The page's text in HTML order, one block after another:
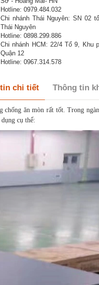
Hotline: 0979.484.032
Chi nhánh Thái Nguyên: SN 02
Thái Nguyên
Hotline: 0898.299.886
Chi nhánh HCM: 22/4 Tổ 9, Khu
Quận 12
Hotline: 0967.314.578
chi tiết Thông tin
ăn mòn rất tốt. Trong
cụ thể: